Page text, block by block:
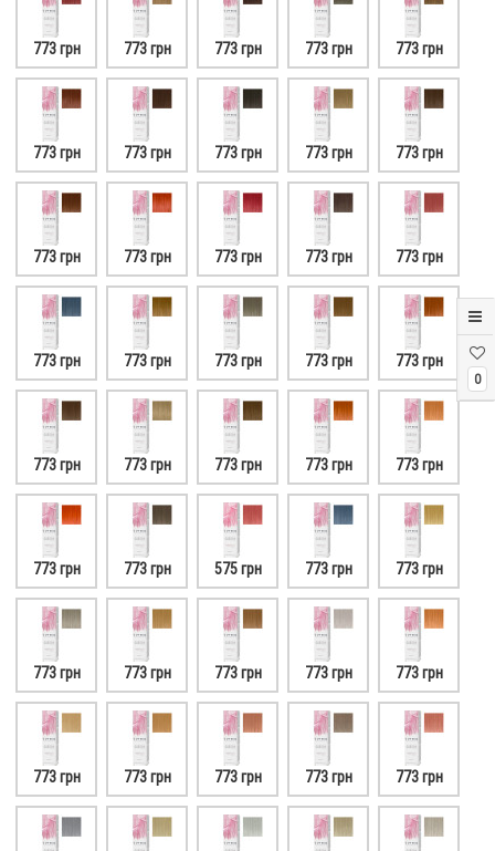
0
773 грн 773 грн 773 грн 773 грн 773 грн
773 грн 773 грн 773 грн 773 грн 773 грн
773 грн 773 грн 773 грн 773 грн 773 грн
773 грн 773 грн 773 грн 773 грн 773 грн
773 грн 773 грн 773 грн 773 грн 773 грн
773 грн 773 грн 575 грн 773 грн 773 грн
773 грн 773 грн 773 грн 773 грн 773 грн
773 грн 773 грн 773 грн 773 грн 773 грн